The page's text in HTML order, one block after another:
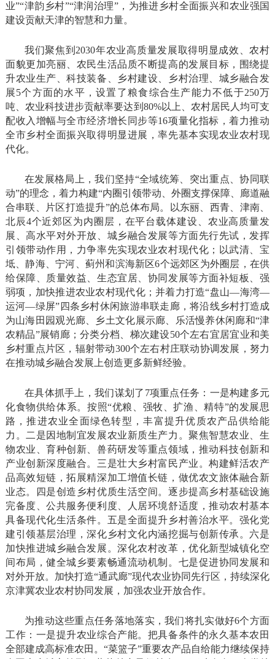
业”“津韵乡村”“津润治理”，为推进乡村全面振兴和农业强国
建设贡献天津的智慧和力量。
我们聚焦到2030年农业高质量发展取得明显成效、农村
面貌更加亮丽、农民生活品质不断提高的发展目标，围绕提
升农业生产、科技装备、乡村建设、乡村治理、城乡融合发
展5个方面的水平，设置了粮食综合生产能力不低于250万
吨、农业科技进步贡献率要达到80%以上、农村居民人均可支
配收入增幅与全市经济增长同步等16项量化指标，着力推动
全市乡村全面振兴取得明显进展，率先基本实现农业农村现
代化。
在发展格局上，我们坚持“全域统筹、突出重点、协同联
动”的理念，着力构建“内圈引领带动、外圈支撑保障、廊道融
合串联、片区打造提升”的总体布局。以东丽、西青、津南、
北辰4个近郊区为内圈层，在平台载体建设、农业高质量发
展、高水平对外开放、城乡融合发展等方面先行先试，发挥
引领带动作用，力争率先实现农业农村现代化；以武清、宝
坻、静海、宁河、蓟州和滨海新区6个远郊区为外圈层，在供
给保障、质量效益、生态宜居、协同发展等方面补短板、强
弱项，加快推进农业农村现代化；并着力打造“盘山—海湾—
运河—绿屏”四条乡村休闲旅游串联走廊，将沿线乡村打造成
为山海田园观光廊、乡土文化展示廊、乐活慢养休闲廊和“津
农精品”展销廊；分类分档、梯次建设50个左右宜居宜业和美
乡村重点片区，辐射带动300个左右村庄联动协调发展，努力
在推动城乡融合发展上创造更多新鲜经验。
在具体抓手上，我们谋划了7项重点任务：一是构建多元
化食物供给体系。按照“优粮、强牧、扩渔、精特”的发展思
路，推进农业全面绿色转型，丰富提升优质农产品供给能
力。二是因地制宜发展农业新质生产力。聚焦智慧农业、生
物农业、育种创新、兽药研发等重点领域，推动科技创新和
产业创新深度融合。三是壮大乡村富民产业。构建鲜活农产
品高效短链，拓展精深加工增值长链，做优农文旅体融合新
业态。四是创造乡村优质生活空间。逐步提高乡村基础设施
完备度、公共服务便利度、人居环境舒适度，推动农村基本
具备现代化生活条件。五是全面提升乡村善治水平。强化党
建引领基层治理，深化乡村文化内涵挖掘与创新传承。六是
加快推进城乡融合发展。深化农村改革，优化新型城镇化空
间布局，健全城乡要素畅通流动机制。七是促进协同发展和
对外开放。加快打造“通武廊”现代农业协同先行区，持续深化
京津冀农业农村协同发展，加强农业开放合作。
为推动这些重点任务落地落实，我们将扎实做好6个方面
工作：一是提升农业综合产能。把具备条件的永久基本农田
全部建成高标准农田。“菜篮子”重要农产品自给能力继续保持